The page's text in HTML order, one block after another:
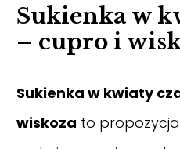
Sukienka w
– cupro i
Sukienka w kwiaty
wiskoza to